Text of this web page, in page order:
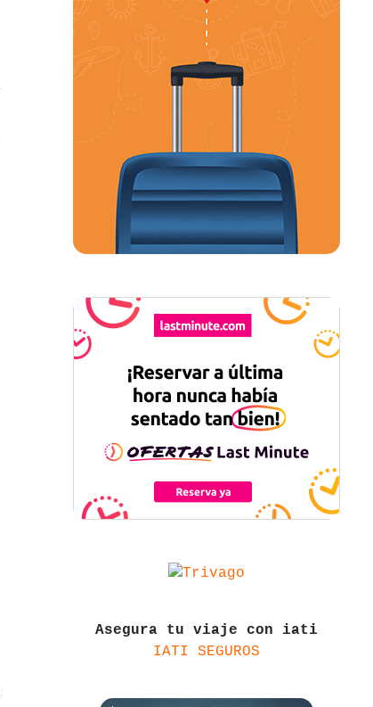
Asegura tu viaje con iati
IATI SEGUROS